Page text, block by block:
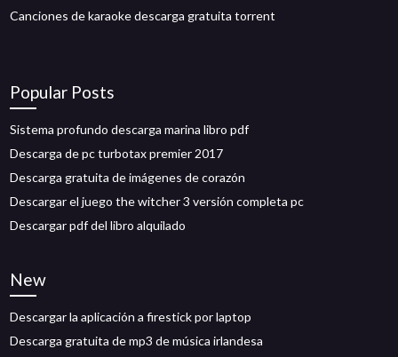
Canciones de karaoke descarga gratuita torrent
Popular Posts
Sistema profundo descarga marina libro pdf
Descarga de pc turbotax premier 2017
Descarga gratuita de imágenes de corazón
Descargar el juego the witcher 3 versión completa pc
Descargar pdf del libro alquilado
New
Descargar la aplicación a firestick por laptop
Descarga gratuita de mp3 de música irlandesa